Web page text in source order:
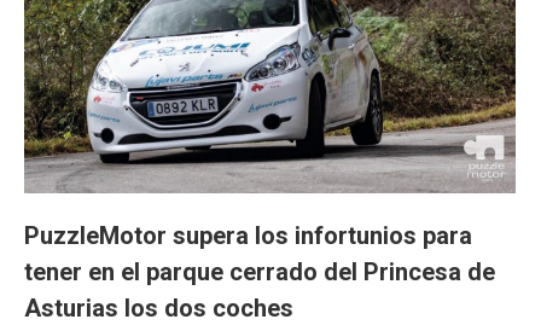
PuzzleMotor supera los infortunios para
tener en el parque cerrado del Princesa de
Asturias los dos coches